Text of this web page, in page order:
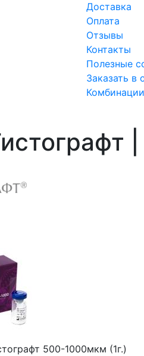
Доставка
Оплата
Отзывы
Контакты
Полезные
Заказать в
500-1000мкм (1г.)